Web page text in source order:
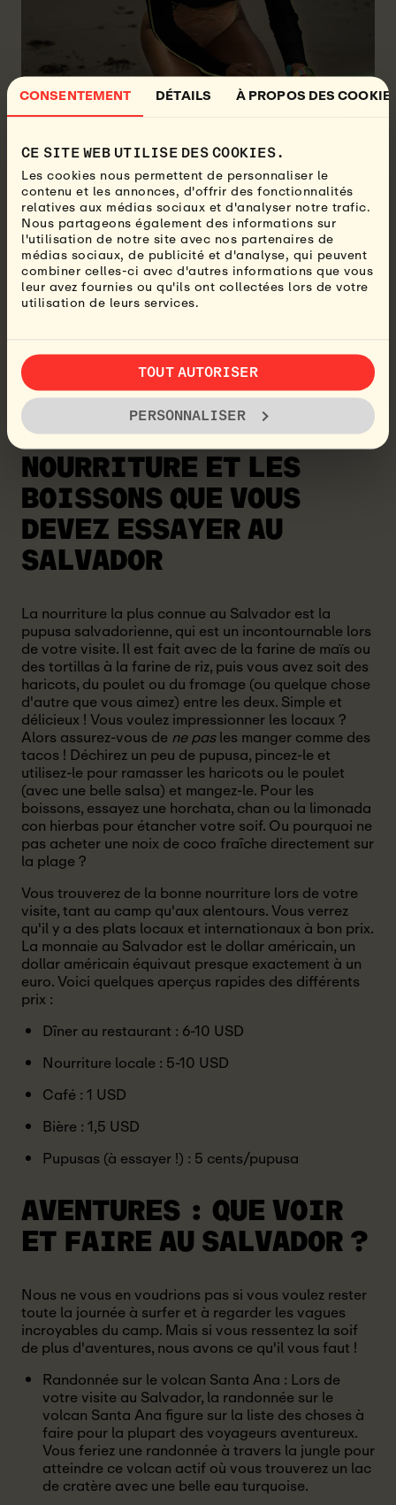
CONSENTEMENT DÉTAILS À PROPOS DES
CE SITE WEB UTILISE DES COOKIES.
Les cookies nous permettent de personnaliser le
contenu et les annonces, d'offrir des fonctionnalités
relatives aux médias sociaux et d'analyser notre trafic.
Nous partageons également des informations sur
l'utilisation de notre site avec nos partenaires de
médias sociaux, de publicité et d'analyse, qui peuvent
combiner celles-ci avec d'autres informations que vous
leur avez fournies ou qu'ils ont collectées lors de votre
utilisation de leurs services.
TOUT AUTORISER
PERSONNALISER
Oui bien sûr! El Salvador a des vagues pour tous les
niveaux. Tout le monde, des surfeurs débutants aux
surfeurs avancés, est le bienvenu pour venir au surf
camp et améliorer son surf. La nouveauté de ce camp
qui n'est pas connu de nos autres camps, c'est qu'ici
vous surfez en tête-à-tête avec votre moniteur. Cela
signifie que vous aurez une excellente occasion
d'attraper plus de vagues et d'obtenir de meilleurs
CUISINE LOCALE :LA
NOURRITURE ET LES
BOISSONS QUE VOUS
DEVEZ ESSAYER AU
SALVADOR
La nourriture la plus connue au Salvador est la
pupusa salvadorienne, qui est un incontournable lors
de votre visite. Il est fait avec de la farine de maïs ou
des tortillas à la farine de riz, puis vous avez soit des
haricots, du poulet ou du fromage (ou quelque chose
d'autre que vous aimez) entre les deux. Simple et
délicieux ! Vous voulez impressionner les locaux ?
Alors assurez-vous dene pasles manger comme des
tacos ! Déchirez un peu de pupusa, pincez-le et
utilisez-le pour ramasser les haricots ou le poulet
(avec une belle salsa) et mangez-le. Pour les
boissons, essayez une horchata, chan ou la limonada
con hierbas pour étancher votre soif. Ou pourquoi ne
pas acheter une noix de coco fraîche directement sur
la plage ?
Vous trouverez de la bonne nourriture lors de votre
visite, tant au camp qu'aux alentours. Vous verrez
qu'il y a des plats locaux et internationaux à bon prix.
La monnaie au Salvador est le dollar américain, un
dollar américain équivaut presque exactement à un
euro. Voici quelques aperçus rapides des différents
prix :
Dîner au restaurant : 6-10 USD
Nourriture locale : 5-10 USD
Café : 1 USD
Bière : 1,5 USD
Pupusas (à essayer !) : 5 cents/pupusa
AVENTURES : QUE VOIR
ET FAIRE AU SALVADOR ?
Nous ne vous en voudrions pas si vous voulez rester
toute la journée à surfer et à regarder les vagues
incroyables du camp. Mais si vous ressentez la soif
de plus d'aventures, nous avons ce qu'il vous faut !
Randonnée sur le volcan Santa Ana : Lors de
votre visite au Salvador, la randonnée sur le
volcan Santa Ana figure sur la liste des choses à
faire pour la plupart des voyageurs aventureux.
Vous feriez une randonnée à travers la jungle pour
atteindre ce volcan actif où vous trouverez un lac
de cratère avec une belle eau turquoise.